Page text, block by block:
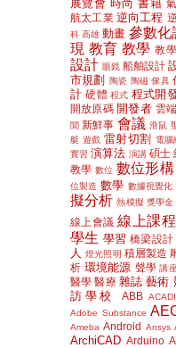
展覽會 時尚 書籍
航太工業 逆向工程
科 高雄 動畫 參數化
現 教育 教學 教
設計 眼鏡 船舶設計
市規劃
陶瓷 陶磁 傢具
計 硬體 程式 程式開
開放原碼 開發者 雲端
聞 新鮮事 會議 滑鼠
艇 遊戲 雷射切割 電腦
實習 演算法 演講 碩士
教學 數位 數位形構
位製造 數學 數據視覺化
擬分析 熱模擬 獎學金
線上會議 線上課程
學生 學習 橋梁設計
人
燈光照明 積層製造
析 環境能源 聲學 講
醫學 醫療 雜誌 藝術
訪學校
ABB
Adobe Substance
Ameba Android Ansys
ArchiCAD Arduino